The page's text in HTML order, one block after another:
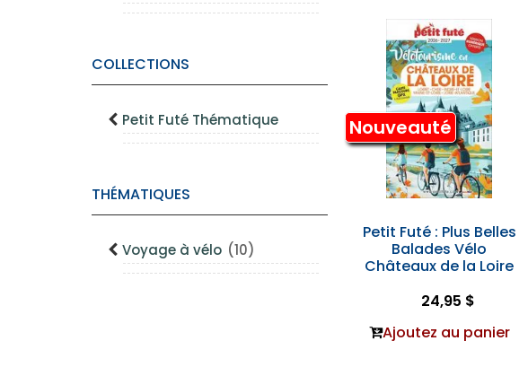
COLLECTIONS
Petit Futé Thématique
THÉMATIQUES
Voyage à vélo (10)
Nouveauté
Petit Futé : Plus Belles
Balades Vélo
Châteaux de la Loire
24,95 $
Ajoutez au panier